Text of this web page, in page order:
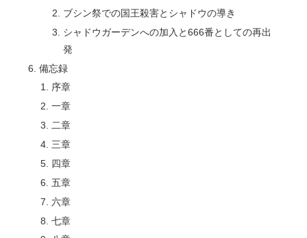
ブシン祭での国王殺害とシャドウの導き
シャドウガーデンへの加入と666番としての再出
発
備忘録
序章
一章
二章
三章
四章
五章
六章
七章